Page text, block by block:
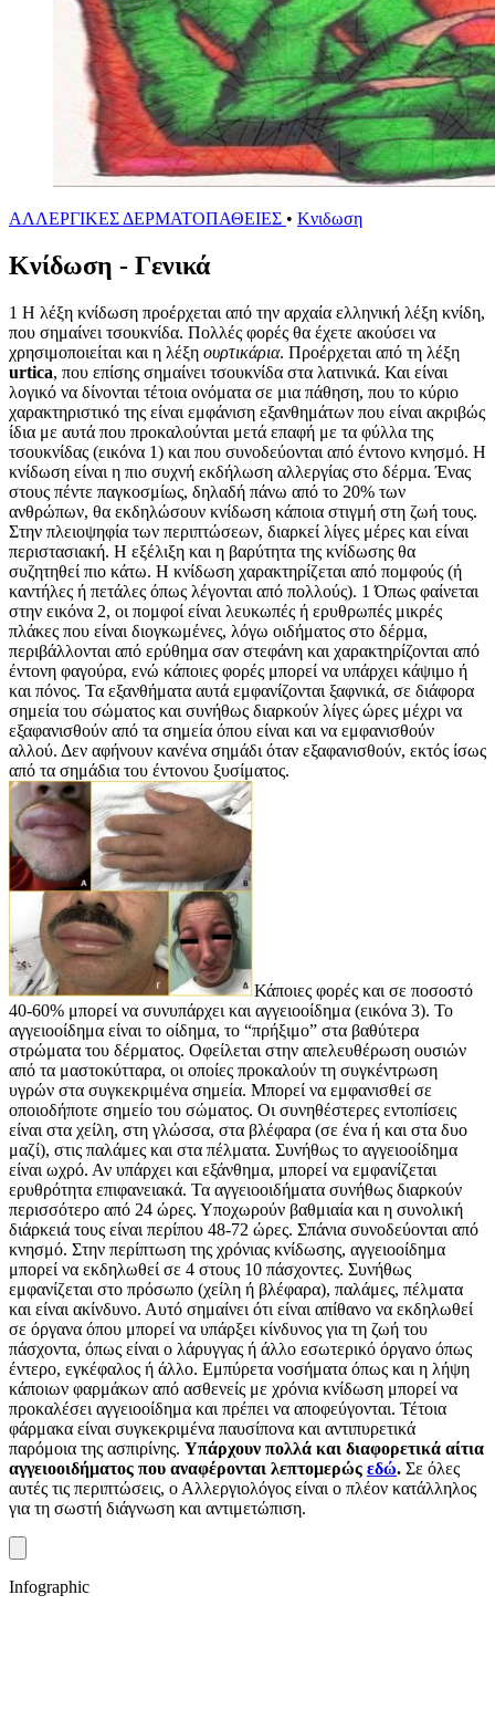
ΑΛΛΕΡΓΙΚΕΣ ΔΕΡΜΑΤΟΠΑΘΕΙΕΣ • Κνιδωση
Κνίδωση - Γενικά
1 Η λέξη κνίδωση προέρχεται από την αρχαία ελληνική λέξη κνίδη,
που σημαίνει τσουκνίδα. Πολλές φορές θα έχετε ακούσει να
χρησιμοποιείται και η λέξη ουρτικάρια. Προέρχεται από τη λέξη
urtica, που επίσης σημαίνει τσουκνίδα στα λατινικά. Και είναι
λογικό να δίνονται τέτοια ονόματα σε μια πάθηση, που το κύριο
χαρακτηριστικό της είναι εμφάνιση εξανθημάτων που είναι ακριβώς
ίδια με αυτά που προκαλούνται μετά επαφή με τα φύλλα της
τσουκνίδας (εικόνα 1) και που συνοδεύονται από έντονο κνησμό. Η
κνίδωση είναι η πιο συχνή εκδήλωση αλλεργίας στο δέρμα. Ένας
στους πέντε παγκοσμίως, δηλαδή πάνω από το 20% των
ανθρώπων, θα εκδηλώσουν κνίδωση κάποια στιγμή στη ζωή τους.
Στην πλειοψηφία των περιπτώσεων, διαρκεί λίγες μέρες και είναι
περιστασιακή. Η εξέλιξη και η βαρύτητα της κνίδωσης θα
συζητηθεί πιο κάτω. Η κνίδωση χαρακτηρίζεται από πομφούς (ή
καντήλες ή πετάλες όπως λέγονται από πολλούς). 1Όπως φαίνεται
στην εικόνα 2, οι πομφοί είναι λευκωπές ή ερυθρωπές μικρές
πλάκες που είναι διογκωμένες, λόγω οιδήματος στο δέρμα,
περιβάλλονται από ερύθημα σαν στεφάνη και χαρακτηρίζονται από
έντονη φαγούρα, ενώ κάποιες φορές μπορεί να υπάρχει κάψιμο ή
και πόνος. Τα εξανθήματα αυτά εμφανίζονται ξαφνικά, σε διάφορα
σημεία του σώματος και συνήθως διαρκούν λίγες ώρες μέχρι να
εξαφανισθούν από τα σημεία όπου είναι και να εμφανισθούν
αλλού. Δεν αφήνουν κανένα σημάδι όταν εξαφανισθούν, εκτός ίσως
από τα σημάδια του έντονου ξυσίματος.
Κάποιες φορές και σε ποσοστό
40-60% μπορεί να συνυπάρχει και αγγειοοίδημα (εικόνα 3). Το
αγγειοοίδημα είναι το οίδημα, το “πρήξιμο” στα βαθύτερα
στρώματα του δέρματος. Οφείλεται στην απελευθέρωση ουσιών
από τα μαστοκύτταρα, οι οποίες προκαλούν τη συγκέντρωση
υγρών στα συγκεκριμένα σημεία. Μπορεί να εμφανισθεί σε
οποιοδήποτε σημείο του σώματος. Οι συνηθέστερες εντοπίσεις
είναι στα χείλη, στη γλώσσα, στα βλέφαρα (σε ένα ή και στα δυο
μαζί), στις παλάμες και στα πέλματα. Συνήθως το αγγειοοίδημα
είναι ωχρό. Αν υπάρχει και εξάνθημα, μπορεί να εμφανίζεται
ερυθρότητα επιφανειακά. Τα αγγειοοιδήματα συνήθως διαρκούν
περισσότερο από 24 ώρες. Υποχωρούν βαθμιαία και η συνολική
διάρκειά τους είναι περίπου 48-72 ώρες. Σπάνια συνοδεύονται από
κνησμό. Στην περίπτωση της χρόνιας κνίδωσης, αγγειοοίδημα
μπορεί να εκδηλωθεί σε 4 στους 10 πάσχοντες. Συνήθως
εμφανίζεται στο πρόσωπο (χείλη ή βλέφαρα), παλάμες, πέλματα
και είναι ακίνδυνο. Αυτό σημαίνει ότι είναι απίθανο να εκδηλωθεί
σε όργανα όπου μπορεί να υπάρξει κίνδυνος για τη ζωή του
πάσχοντα, όπως είναι ο λάρυγγας ή άλλο εσωτερικό όργανο όπως
έντερο, εγκέφαλος ή άλλο. Εμπύρετα νοσήματα όπως και η λήψη
κάποιων φαρμάκων από ασθενείς με χρόνια κνίδωση μπορεί να
προκαλέσει αγγειοοίδημα και πρέπει να αποφεύγονται. Τέτοια
φάρμακα είναι συγκεκριμένα παυσίπονα και αντιπυρετικά
παρόμοια της ασπιρίνης. Υπάρχουν πολλά και διαφορετικά αίτια
αγγειοοιδήματος που αναφέρονται λεπτομερώς εδώ. Σε όλες
αυτές τις περιπτώσεις, ο Αλλεργιολόγος είναι ο πλέον κατάλληλος
για τη σωστή διάγνωση και αντιμετώπιση.
Infographic